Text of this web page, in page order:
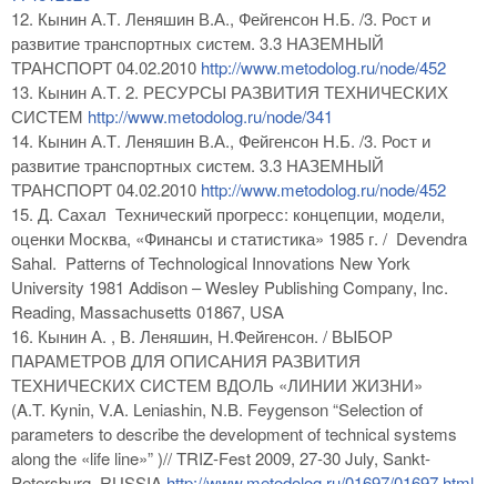
12. Кынин А.Т. Леняшин В.А., Фейгенсон Н.Б. /3. Рост и
развитие транспортных систем. 3.3 НАЗЕМНЫЙ
ТРАНСПОРТ 04.02.2010 http://www.metodolog.ru/node/452
13. Кынин А.Т. 2. РЕСУРСЫ РАЗВИТИЯ ТЕХНИЧЕСКИХ
СИСТЕМ http://www.metodolog.ru/node/341
14. Кынин А.Т. Леняшин В.А., Фейгенсон Н.Б. /3. Рост и
развитие транспортных систем. 3.3 НАЗЕМНЫЙ
ТРАНСПОРТ 04.02.2010 http://www.metodolog.ru/node/452
15. Д. Сахал Технический прогресс: концепции, модели,
оценки Москва, «Финансы и статистика» 1985 г. / Devendra
Sahal. Patterns of Technological Innovations New York
University 1981 Addison – Wesley Publishing Company, Inc.
Reading, Massachusetts 01867, USA
16. Кынин А. , В. Леняшин, Н.Фейгенсон. / ВЫБОР
ПАРАМЕТРОВ ДЛЯ ОПИСАНИЯ РАЗВИТИЯ
ТЕХНИЧЕСКИХ СИСТЕМ ВДОЛЬ «ЛИНИИ ЖИЗНИ»
(A.T. Kynin, V.A. Leniashin, N.B. Feygenson “Selection of
parameters to describe the development of technical systems
along the «life line»” )// TRIZ-Fest 2009, 27-30 July, Sankt-